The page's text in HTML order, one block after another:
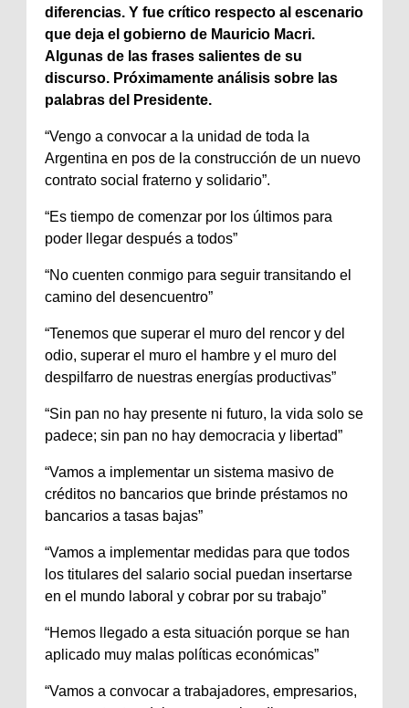
diferencias. Y fue crítico respecto al escenario
que deja el gobierno de Mauricio Macri.
Algunas de las frases salientes de su
discurso. Próximamente análisis sobre las
palabras del Presidente.
“Vengo a convocar a la unidad de toda la
Argentina en pos de la construcción de un nuevo
contrato social fraterno y solidario”.
“Es tiempo de comenzar por los últimos para
poder llegar después a todos”
“No cuenten conmigo para seguir transitando el
camino del desencuentro”
“Tenemos que superar el muro del rencor y del
odio, superar el muro el hambre y el muro del
despilfarro de nuestras energías productivas”
“Sin pan no hay presente ni futuro, la vida solo se
padece; sin pan no hay democracia y libertad”
“Vamos a implementar un sistema masivo de
créditos no bancarios que brinde préstamos no
bancarios a tasas bajas”
“Vamos a implementar medidas para que todos
los titulares del salario social puedan insertarse
en el mundo laboral y cobrar por su trabajo”
“Hemos llegado a esta situación porque se han
aplicado muy malas políticas económicas”
“Vamos a convocar a trabajadores, empresarios,